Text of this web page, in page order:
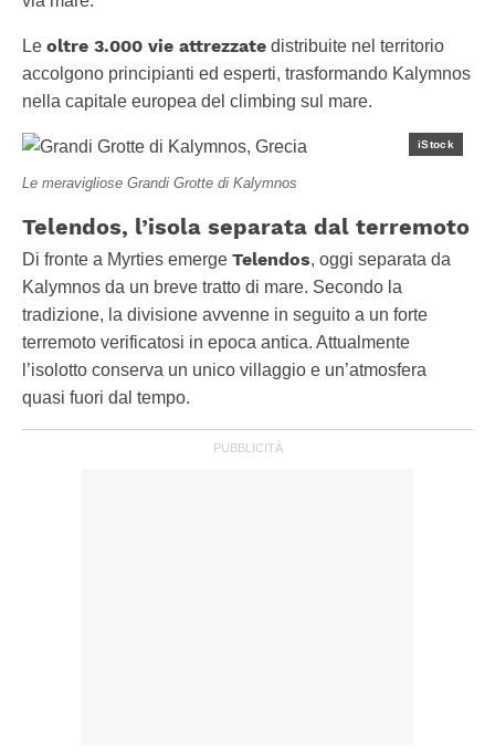
Le oltre 3.000 vie attrezzate distribuite nel territorio
accolgono principianti ed esperti, trasformando Kalymnos
nella capitale europea del climbing sul mare.
iStock
Le meravigliose Grandi Grotte di Kalymnos
Telendos, l’isola separata dal terremoto
Di fronte a Myrties emerge Telendos, oggi separata da
Kalymnos da un breve tratto di mare. Secondo la
tradizione, la divisione avvenne in seguito a un forte
terremoto verificatosi in epoca antica. Attualmente
l’isolotto conserva un unico villaggio e un’atmosfera
quasi fuori dal tempo.